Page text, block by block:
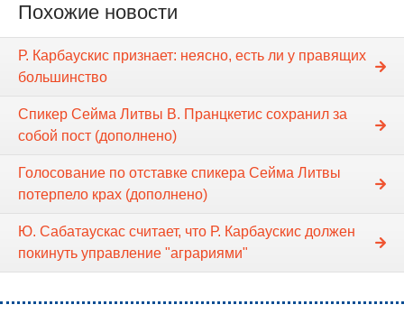
Похожие новости
Р. Карбаускис признает: неясно, есть ли у правящих
большинство
Спикер Сейма Литвы В. Пранцкетис сохранил за
собой пост (дополнено)
Голосование по отставке спикера Cейма Литвы
потерпело крах (дополнено)
Ю. Сабатаускас считает, что Р. Карбаускис должен
покинуть управление "аграриями"